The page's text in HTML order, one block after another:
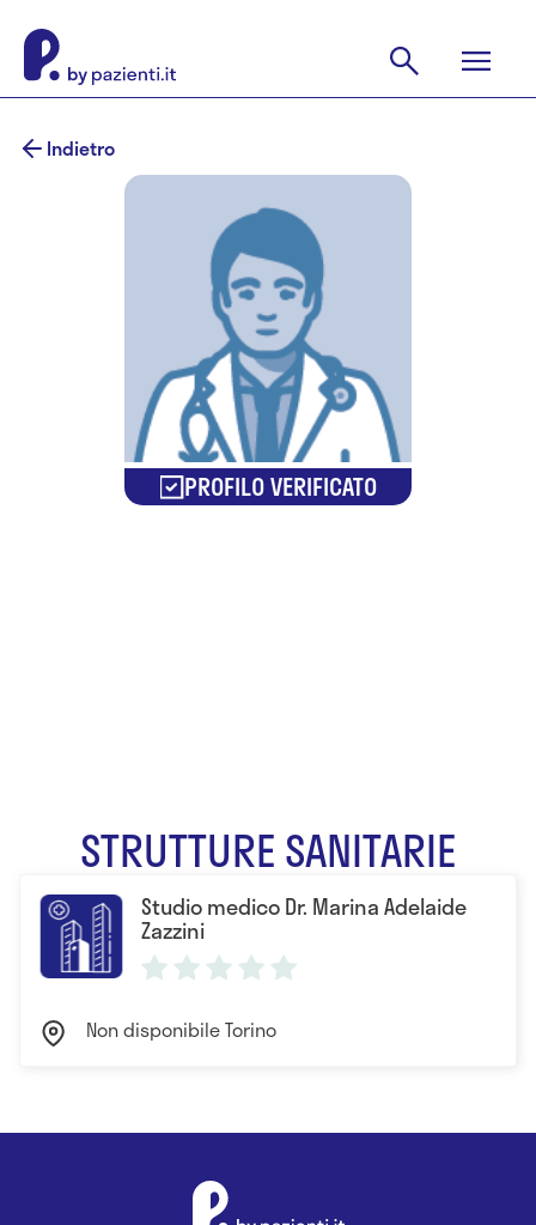
Indietro
PROFILO VERIFICATO
STRUTTURE SANITARIE
Studio medico Dr. Marina Adelaide
Zazzini
Non disponibile Torino